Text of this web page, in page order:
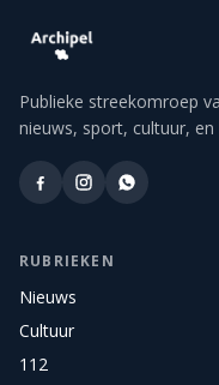
Publieke streekomroep
nieuws, sport, cultuur,
RUBRIEKEN
Nieuws
Cultuur
112